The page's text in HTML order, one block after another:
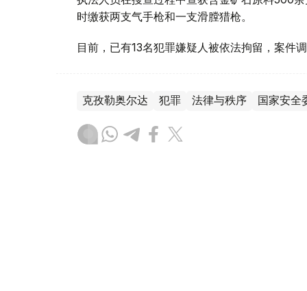
时缴获两支气手枪和一支滑膛猎枪。
目前，已有13名犯罪嫌疑人被依法拘留，案件
克孜勒奥尔达 犯罪 法律与秩序 国家安全